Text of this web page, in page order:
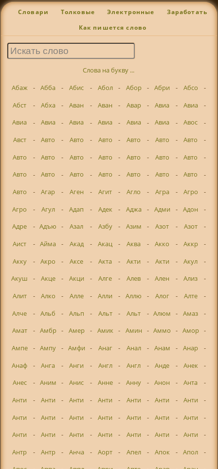
Словари Толковые Электронные Заработать
Как пишется слово
Слова на букву ...
Абаж
- Абба - Абис - Абол - Абор - Абри - Абсо
-
Абст
- Абха - Аван - Аван - Авар - Авиа - Авиа
-
Авиа
- Авиа - Авиа - Авиа - Авиа - Авиа - Авос
-
Авст
- Авто - Авто - Авто - Авто - Авто - Авто
-
Авто
- Авто - Авто - Авто - Авто - Авто - Авто
-
Авто
- Авто - Авто - Авто - Авто - Авто - Авто
-
Авто
- Агар - Аген - Агит - Агло - Агра - Агро
-
Агро
- Агул - Адап - Адек - Аджа - Адми - Адон
-
Адре
- Адъю - Азал - Азбу - Азим - Азот - Азот
-
Аист
- Айма - Акад - Акац - Аква - Акко - Аккр
-
Акку
- Акро - Аксе - Акта - Акти - Акти - Акул
-
Акуш
- Акце - Акци - Алге - Алев - Ален - Ализ
-
Алит
- Алко - Алле - Алли - Аллю - Алог - Алте
-
Алче
- Альб - Альп - Альт - Альт - Алюм - Амаз
-
Амат
- Амбр - Амер - Амик - Амин - Аммо - Амор -
Ампе
- Ампу - Амфи - Анаг - Анал - Анам - Анар
-
Анаф
- Анга - Анги - Англ - Англ - Анде - Анек
-
Анес
- Аним - Анис - Анне - Анну - Анон - Анта
-
Анти
- Анти - Анти - Анти - Анти - Анти - Анти
-
Анти
- Анти - Анти - Анти - Анти - Анти - Анти
-
Анти
- Анти - Анти - Анти - Анти - Анти - Анти
-
Антр
- Антр - Анча - Аорт - Апел - Апок - Апол
-